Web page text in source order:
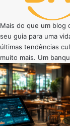
Mais do que um blog
seu guia para uma
últimas tendências
muito mais. Um